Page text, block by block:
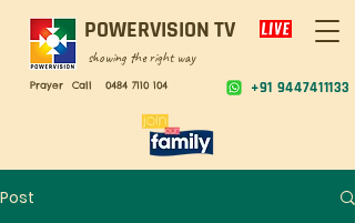
POWERVISION TV
showing the right way
+91 9447411133
Prayer Call 0484 7110 104
Post